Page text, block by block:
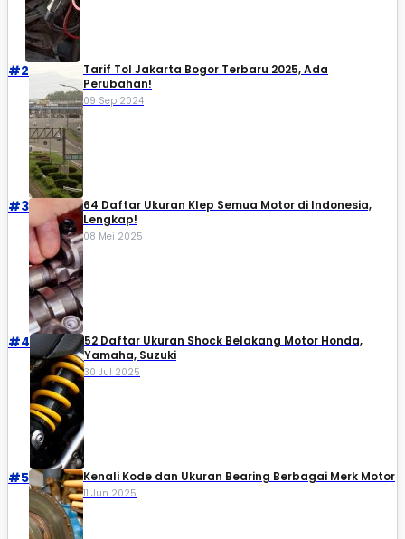
#2
Tarif Tol Jakarta Bogor Terbaru 2025, Ada
Perubahan!
09 Sep 2024
#3
64 Daftar Ukuran Klep Semua Motor di Indonesia,
Lengkap!
08 Mei 2025
#4
52 Daftar Ukuran Shock Belakang Motor Honda,
Yamaha, Suzuki​
30 Jul 2025
#5 Kenali Kode dan Ukuran Bearing Berbagai Merk Motor
11 Jun 2025